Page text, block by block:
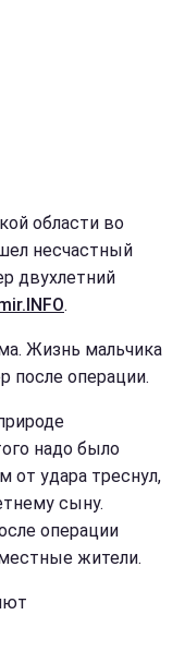
области во
несчастный
двухлетний
.
Жизнь мальчика
после операции.
надо было
от удара треснул,
сыну.
операции
жители.